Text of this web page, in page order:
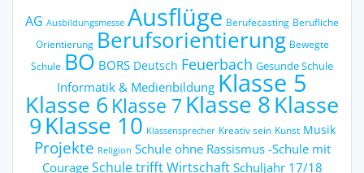
AG Ausbildungsmesse Ausflüge Berufecasting Berufliche
Orientierung Berufsorientierung Bewegte
Schule BO BORS Deutsch Feuerbach Gesunde Schule
Informatik & Medienbildung Klasse 5
Klasse 6Klasse 7 Klasse 8Klasse
9Klasse 10 Klassensprecher Kreativ sein Kunst Musik
Projekte Religion Schule ohne Rassismus -Schule mit
Courage Schule trifft Wirtschaft Schuljahr 17/18